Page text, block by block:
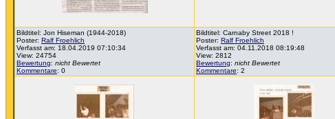
Bildtitel: Jon Hiseman (1944-2018)
Poster: Ralf Froehlich
Verfasst am: 18.04.2019 07:10:34
View: 24754
Bewertung: nicht Bewertet
Kommentare: 0
Bildtitel: Carnaby Street 2018 !
Poster: Ralf Froehlich
Verfasst am: 04.11.2018 08:19:48
View: 2812
Bewertung: nicht Bewertet
Kommentare: 2